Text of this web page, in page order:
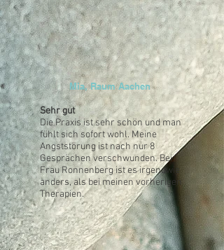
Mia, Raum Aachen
Sehr gut
Die Praxis ist sehr schön und man
fühlt sich sofort wohl. Meine
Angststörung ist nach nur 8
Gesprächen verschwunden. Bei
Frau Ronnenberg ist es irgendwie
anders, als bei meinen vorherigen
Therapien.